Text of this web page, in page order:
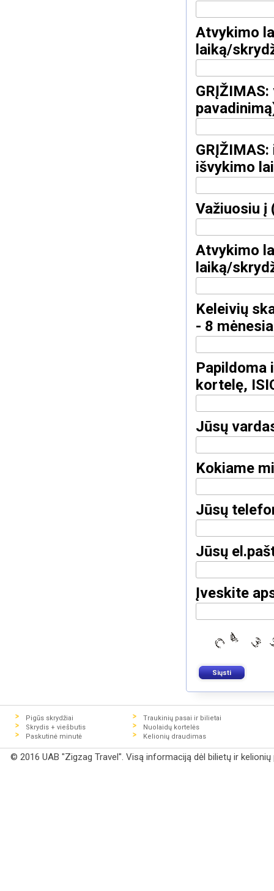
Atvykimo
laiką/
išvykimo
Važiuosiu
Atvykimo
laiką/
Keleivių
- 8
Papildoma
kortelę,
Jūsų
Kokiame
Jūsų
Jūsų
Įveskite
Pigūs skrydžiai
Skrydis + viešbutis
Paskutinė minutė
Traukinių pasai ir bilietai
Nuolaidų kortelės
Kelionių draudimas
© 2016 UAB "Zigzag Travel". Visą informaciją dėl bilietų ir